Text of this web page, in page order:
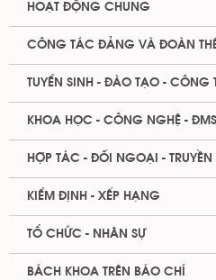
HOẠT ĐỘNG CHUNG
CÔNG TÁC ĐẢNG VÀ ĐOÀN
TUYỂN SINH - ĐÀO TẠO - CÔNG
KHOA HỌC - CÔNG NGHỆ -
HỢP TÁC - ĐỐI NGOẠI - TRUYỀN
KIỂM ĐỊNH - XẾP HẠNG
TỔ CHỨC - NHÂN SỰ
BÁCH KHOA TRÊN BÁO CHÍ